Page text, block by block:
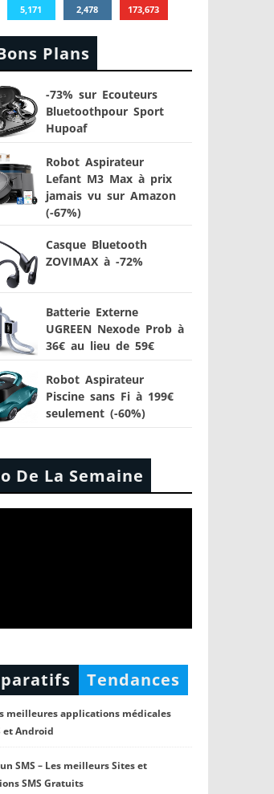
5,171 2,478 173,673
Plans
-73% sur Ecouteurs
Bluetoothpour Sport
Hupoaf
Robot Aspirateur
Lefant M3 Max à prix
jamais vu sur Amazon
(-67%)
Casque Bluetooth
ZOVIMAX à -72%
Batterie Externe
UGREEN Nexode Prob à
36€ au lieu de 59€
Robot Aspirateur
Piscine sans Fi à 199€
seulement (-60%)
De La Semaine
Tendances
meilleures applications médicales
et Android
SMS – Les meilleurs Sites et
SMS Gratuits